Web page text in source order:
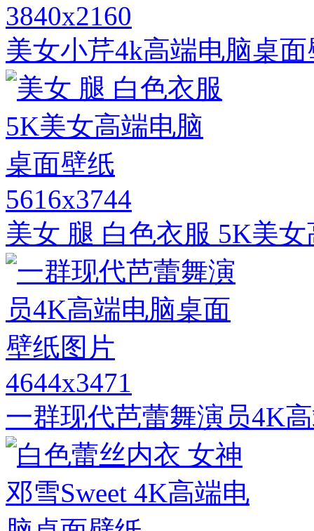
3840x2160
美女小芹4k高端电脑桌
5616x3744
美女 腿 白色衣服 5K美
4644x3471
一群现代芭蕾舞演员4K